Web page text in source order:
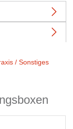
/ Sonstiges